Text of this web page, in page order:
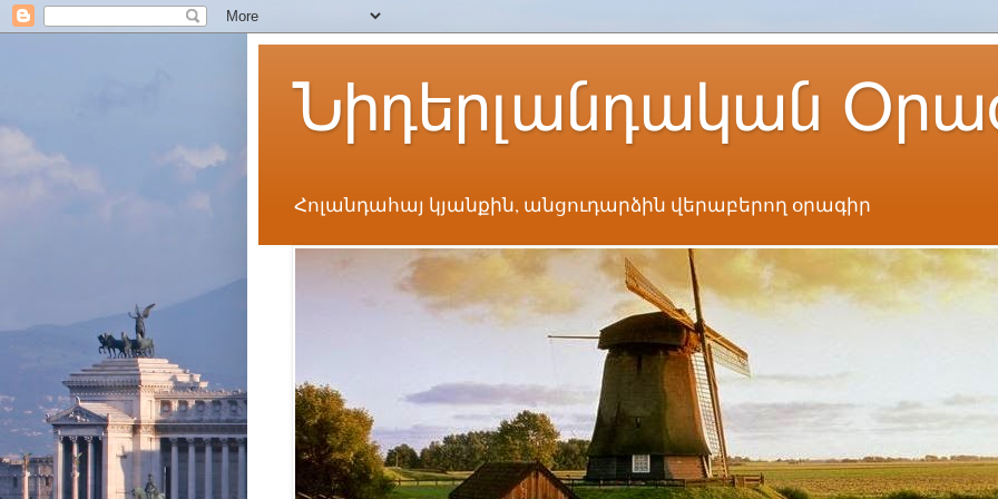
Նիդերլանդական
Հոլանդահայ կյանքին, անցուդարձին վերաբերող օրագիր